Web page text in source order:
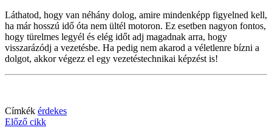
Láthatod, hogy van néhány dolog, amire mindenképp figyelned kell,
ha már hosszú idő óta nem ültél motoron. Ez esetben nagyon fontos,
hogy türelmes legyél és elég időt adj magadnak arra, hogy
visszarázódj a vezetésbe. Ha pedig nem akarod a véletlenre bízni a
dolgot, akkor végezz el egy vezetéstechnikai képzést is!
Címkék érdekes
Előző cikk